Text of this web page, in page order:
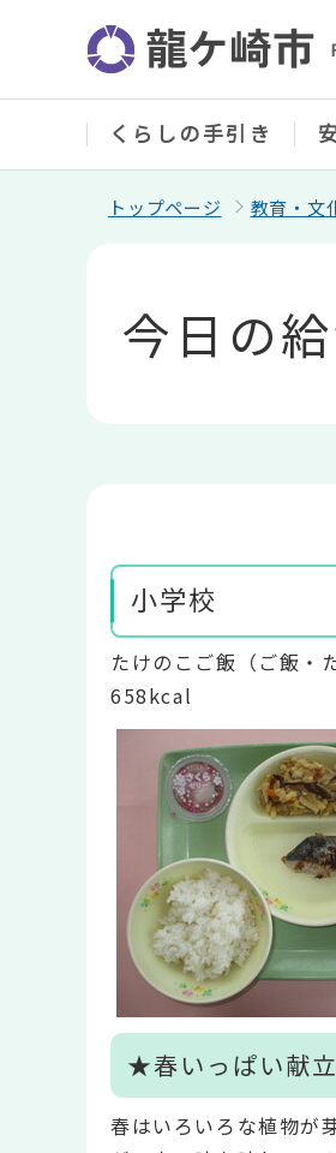
ジ
くらしの手引き
トップページ 教育・文
今日の
小学校
たけのこご飯（ご飯・
658kcal
★春いっぱい献立
春はいろいろな植物が